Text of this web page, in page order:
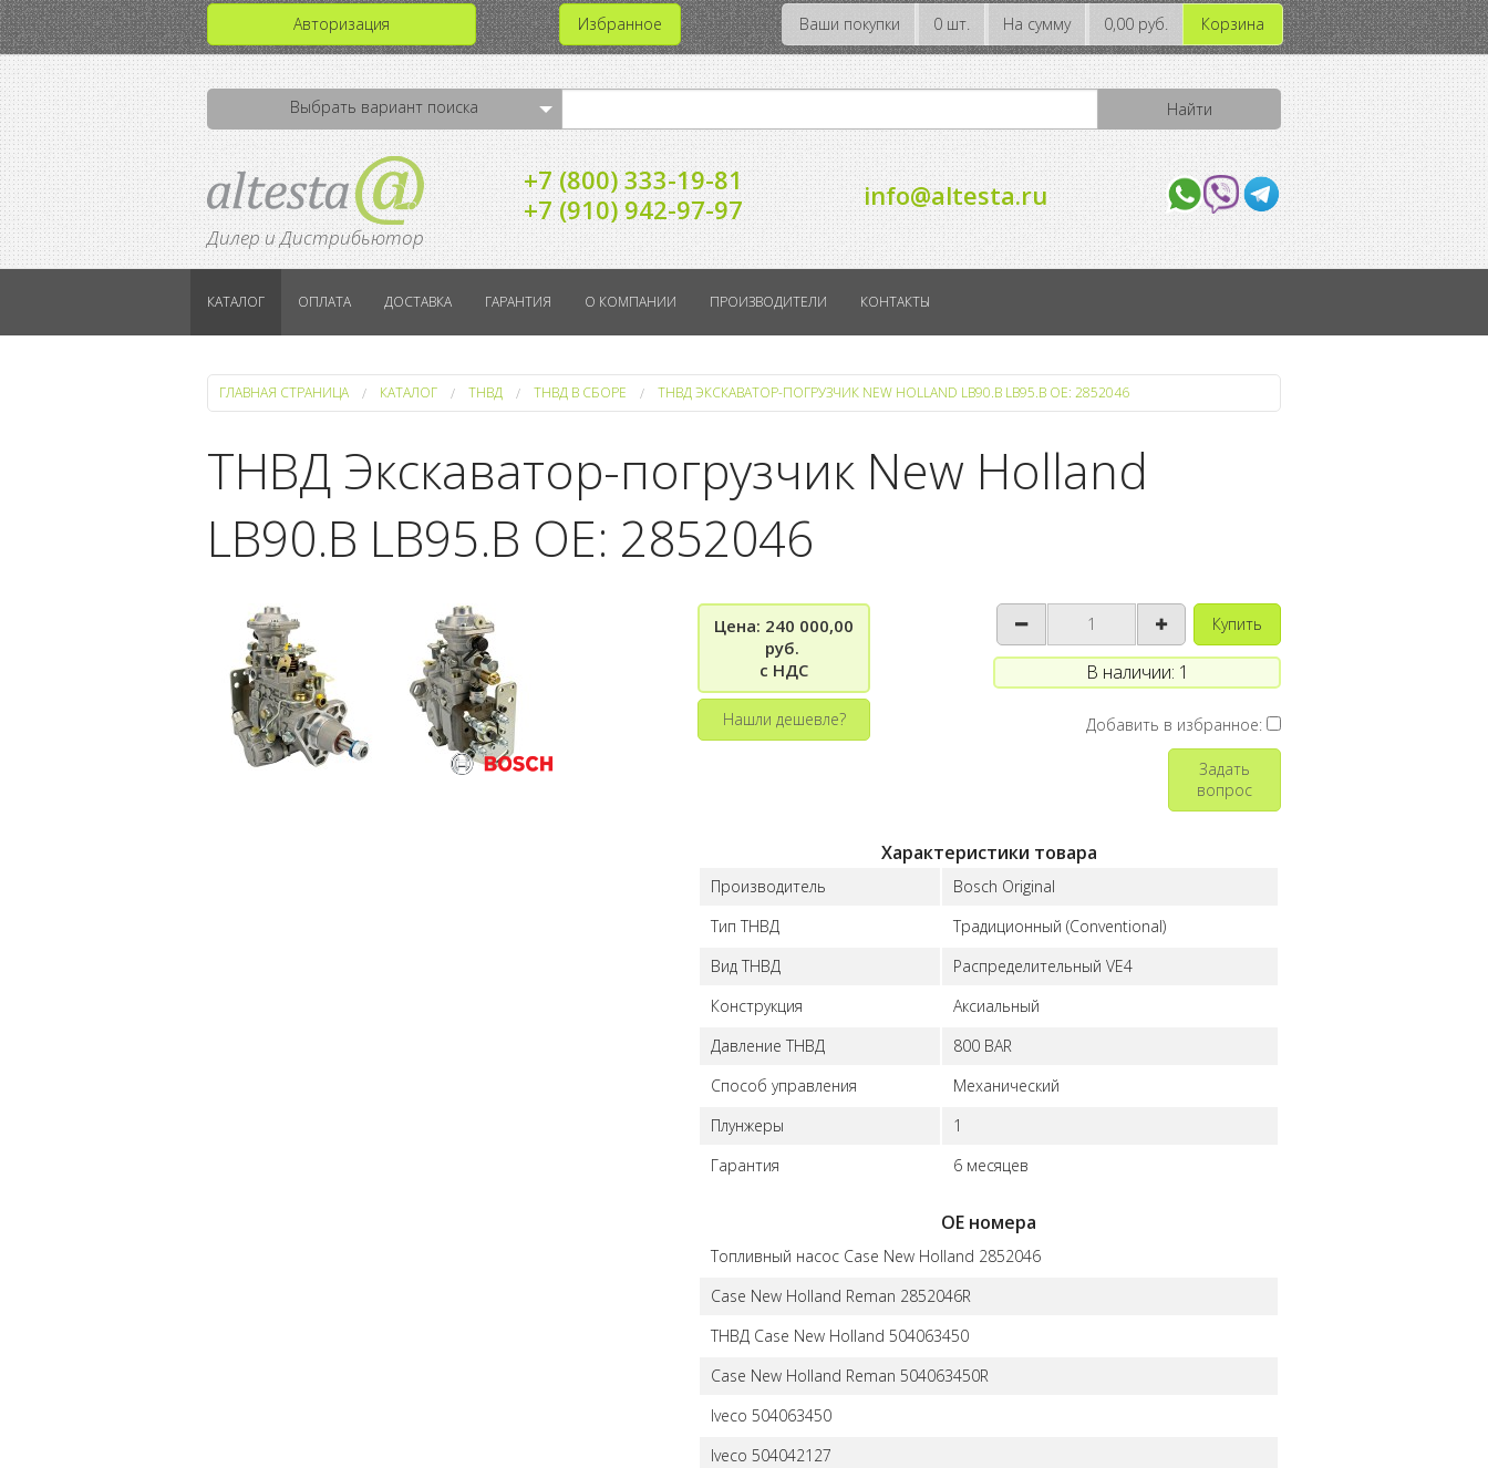
Авторизация Избранное Ваши покупки 0 шт. На сумму 0,00 руб. Корзина
Выбрать вариант поиска
Дилер и Дистрибьютор
+7 (800) 333-19-81
+7 (910) 942-97-97
info@altesta.ru
КАТАЛОГ ОПЛАТА ДОСТАВКА ГАРАНТИЯ О КОМПАНИИ ПРОИЗВОДИТЕЛИ КОНТАКТЫ
ГЛАВНАЯ СТРАНИЦА КАТАЛОГ ТНВД ТНВД В СБОРЕ ТНВД ЭКСКАВАТОР-ПОГРУЗЧИК NEW HOLLAND LB90.B LB95.B OE: 2852046
ТНВД Экскаватор-погрузчик New Holland
LB90.B LB95.B OE: 2852046
Цена: 240 000,00
руб.
с НДС
Нашли дешевле?
Купить
В наличии: 1
Добавить в избранное:
Задать
вопрос
Характеристики товара
Производитель
Bosch Original
Тип ТНВД
Традиционный (Conventional)
Вид ТНВД
Распределительный VE4
Конструкция
Аксиальный
Давление ТНВД
800 BAR
Способ управления
Механический
Плунжеры
1
Гарантия
6 месяцев
ОЕ номера
Топливный насос Case New Holland 2852046
Case New Holland Reman 2852046R
ТНВД Case New Holland 504063450
Case New Holland Reman 504063450R
Iveco 504063450
Iveco 504042127